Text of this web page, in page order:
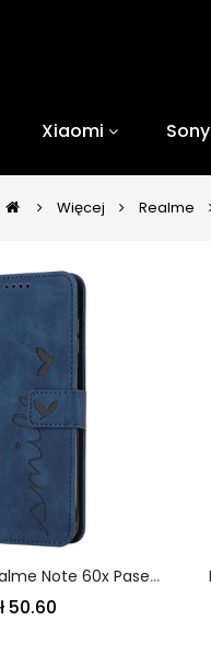
Xiaomi Sony
Więcej Realme
Etui Folio Do Realme Note 60x Pasek Uśmiech
50.60